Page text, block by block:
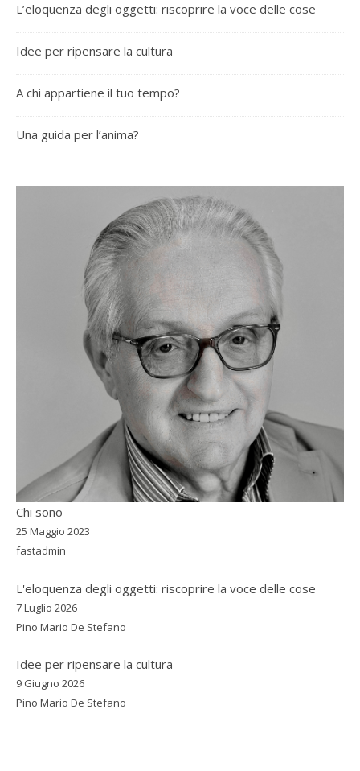
L’eloquenza degli oggetti: riscoprire la voce delle cose
Idee per ripensare la cultura
A chi appartiene il tuo tempo?
Una guida per l’anima?
Chi sono
25 Maggio 2023
fastadmin
L'eloquenza degli oggetti: riscoprire la voce delle cose
7 Luglio 2026
Pino Mario De Stefano
Idee per ripensare la cultura
9 Giugno 2026
Pino Mario De Stefano